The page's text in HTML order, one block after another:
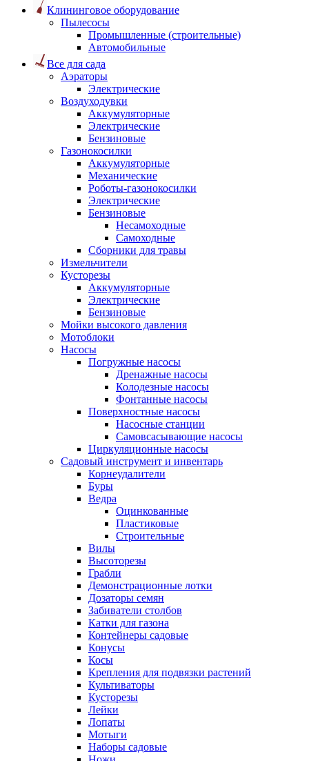
Клининговое оборудование
Пылесосы
Промышленные (строительные)
Автомобильные
Все для сада
Аэраторы
Электрические
Воздуходувки
Аккумуляторные
Электрические
Бензиновые
Газонокосилки
Аккумуляторные
Механические
Роботы-газонокосилки
Электрические
Бензиновые
Несамоходные
Самоходные
Сборники для травы
Измельчители
Кусторезы
Аккумуляторные
Электрические
Бензиновые
Мойки высокого давления
Мотоблоки
Насосы
Погружные насосы
Дренажные насосы
Колодезные насосы
Фонтанные насосы
Поверхностные насосы
Насосные станции
Самовсасывающие насосы
Циркуляционные насосы
Садовый инструмент и инвентарь
Корнеудалители
Буры
Ведра
Оцинкованные
Пластиковые
Строительные
Вилы
Высоторезы
Грабли
Демонстрационные лотки
Дозаторы семян
Забиватели столбов
Катки для газона
Контейнеры садовые
Конусы
Косы
Крепления для подвязки растений
Культиваторы
Кусторезы
Лейки
Лопаты
Мотыги
Наборы садовые